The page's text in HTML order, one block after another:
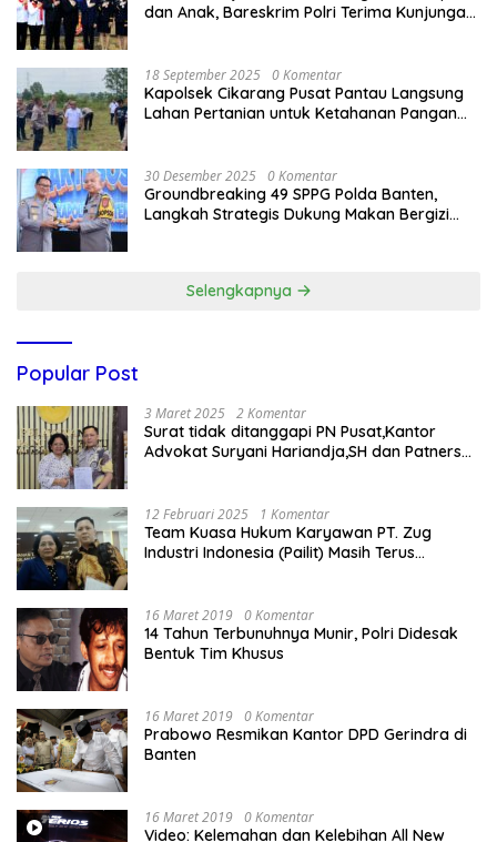
dan Anak, Bareskrim Polri Terima Kunjungan
18 September 2025 0 Komentar
Kapolsek Cikarang Pusat Pantau Langsung
Lahan Pertanian untuk Ketahanan Pangan
30 Desember 2025 0 Komentar
Groundbreaking 49 SPPG Polda Banten,
Langkah Strategis Dukung Makan Bergizi
Selengkapnya
Popular Post
3 Maret 2025 2 Komentar
Surat tidak ditanggapi PN Pusat,Kantor
Advokat Suryani Hariandja,SH dan Patners
12 Februari 2025 1 Komentar
Team Kuasa Hukum Karyawan PT. Zug
Industri Indonesia (Pailit) Masih Terus
16 Maret 2019 0 Komentar
14 Tahun Terbunuhnya Munir, Polri Didesak
Bentuk Tim Khusus
16 Maret 2019 0 Komentar
Prabowo Resmikan Kantor DPD Gerindra di
Banten
16 Maret 2019 0 Komentar
Video: Kelemahan dan Kelebihan All New